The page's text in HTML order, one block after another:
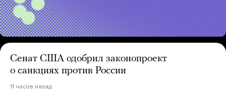
Сенат США одобрил законопроект
о санкциях против России
11 часов назад